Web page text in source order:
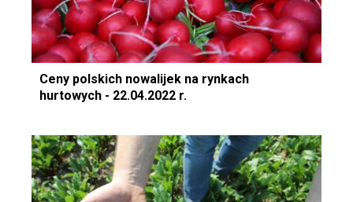
Ceny polskich nowalijek na rynkach
hurtowych - 22.04.2022 r.